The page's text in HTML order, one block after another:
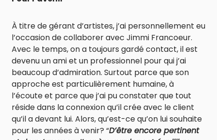
À titre de gérant d’artistes, j’ai personnellement eu
l’occasion de collaborer avec Jimmi Francoeur.
Avec le temps, on a toujours gardé contact, il est
devenu un ami et un professionnel pour qui j’ai
beaucoup d’admiration. Surtout parce que son
approche est particulièrement humaine, à
l’écoute et parce que j’ai pu constater que tout
réside dans la connexion qu’il crée avec le client
qu’il a devant lui. Alors, qu’est-ce qu’on lui souhaite
pour les années à venir? “D’être encore pertinent